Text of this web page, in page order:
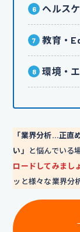
ヘルス
教育・
環境・
「業界分析…正直
い」
と悩んでいる
ロードしてみまし
ッと様々な業界分